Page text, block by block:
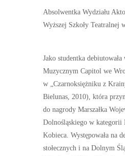
Absolwentka Wydziału
Wyższej Szkoły Teatralnej
Jako studentka debiutowała
Muzycznym Capitol we
w „Czarnoksiężniku z
Bielunas, 2010), która
do nagrody Marszałka
Dolnośląskiego w kategorii
Kobieca. Występowała na
stołecznych i na Dolnym